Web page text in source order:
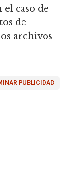
caso de
de
archivos
PUBLICIDAD